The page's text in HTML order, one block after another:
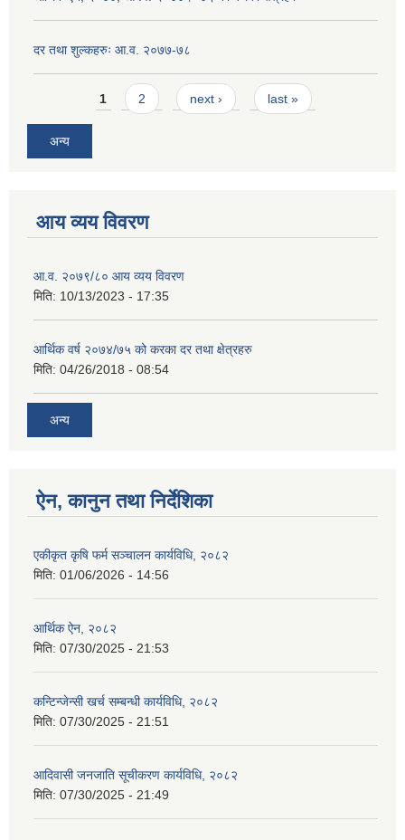
दर तथा शुल्कहरुः आ.व. २०७७-७८
Pages1 2 next › last »
अन्य
आय व्यय विवरण
आ.व. २०७९/८० आय व्यय विवरण
मिति: 10/13/2023 - 17:35
आर्थिक वर्ष २०७४/७५ को करका दर तथा क्षेत्रहरु
मिति: 04/26/2018 - 08:54
अन्य
ऐन, कानुन तथा निर्देशिका
एकीकृत कृषि फर्म सञ्चालन कार्यविधि, २०८२
मिति: 01/06/2026 - 14:56
आर्थिक ऐन, २०८२
मिति: 07/30/2025 - 21:53
कन्टिन्जेन्सी खर्च सम्बन्धी कार्यविधि, २०८२
मिति: 07/30/2025 - 21:51
आदिवासी जनजाति सूचीकरण कार्यविधि, २०८२
मिति: 07/30/2025 - 21:49